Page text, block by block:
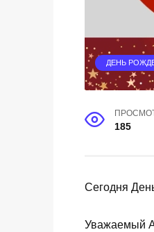
ДЕНЬ
185
Сегодня
Уважаемый